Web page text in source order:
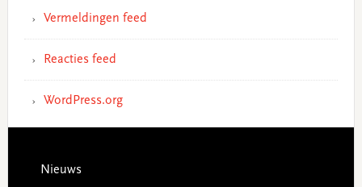
Vermeldingen feed
Reacties feed
WordPress.org
Footer
Nieuws